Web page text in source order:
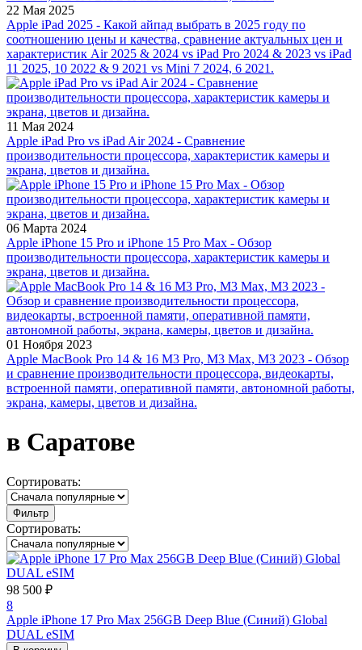
22 Мая 2025
Apple iPad 2025 - Какой айпад выбрать в 2025 году по
соотношению цены и качества, сравнение актуальных цен и
характеристик Air 2025 & 2024 vs iPad Pro 2024 & 2023 vs iPad
11 2025, 10 2022 & 9 2021 vs Mini 7 2024, 6 2021.
11 Мая 2024
Apple iPad Pro vs iPad Air 2024 - Сравнение
производительности процессора, характеристик камеры и
экрана, цветов и дизайна.
06 Марта 2024
Apple iPhone 15 Pro и iPhone 15 Pro Max - Обзор
производительности процессора, характеристик камеры и
экрана, цветов и дизайна.
01 Ноября 2023
Apple MacBook Pro 14 & 16 M3 Pro, M3 Max, M3 2023 - Обзор
и сравнение производительности процессора, видеокарты,
встроенной памяти, оперативной памяти, автономной работы,
экрана, камеры, цветов и дизайна.
в Саратове
Сортировать:
Фильтр
Сортировать:
98 500 ₽
8
Apple iPhone 17 Pro Max 256GB Deep Blue (Синий) Global
DUAL eSIM